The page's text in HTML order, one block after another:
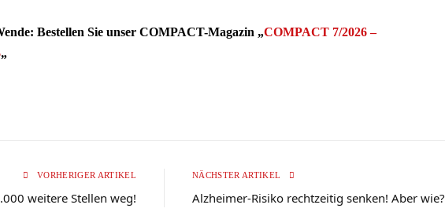
Bestellen Sie unser COMPACT-Magazin „COMPACT 7/2026 –
„
VORHERIGER ARTIKEL
weitere Stellen weg!
NÄCHSTER ARTIKEL
Alzheimer-Risiko rechtzeitig senken! Aber wie?